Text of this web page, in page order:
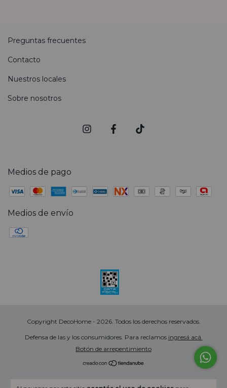
Preguntas frecuentes
Contacto
Nuestros locales
Sobre nosotros
Medios de pago
Medios de envío
Copyright DecoHome - 2026. Todos los derechos reservados.
Defensa de las y los consumidores. Para reclamos ingresá acá.
Botón de arrepentimiento